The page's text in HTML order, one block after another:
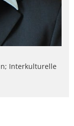
Interkulturelle